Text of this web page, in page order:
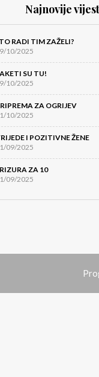
Najnovije
RADI TIM ZAŽELI?
10/2025
SU TU!
10/2025
ZA OGRIJEV
10/2025
I POZITIVNE ŽENE
09/2025
ZA 10
09/2025